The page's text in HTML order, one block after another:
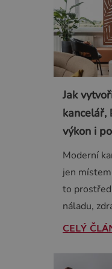
Jak
kancelář,
výkon i
Moderní
jen
to
náladu,
CELÝ